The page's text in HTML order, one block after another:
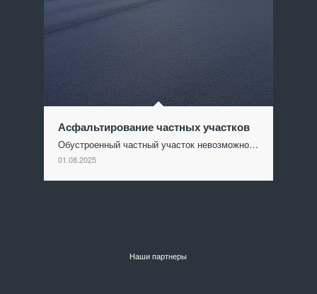
Асфальтирование частных участков
Обустроенный частный участок невозможно…
01.08.2025
Наши партнеры